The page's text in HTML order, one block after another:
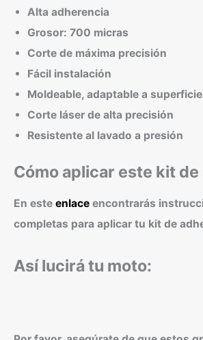
Alta adherencia
Grosor: 700 micras
Corte de máxima precisión
Fácil instalación
Moldeable, adaptable a
Corte láser de alta precisión
Resistente al lavado a presión
Cómo aplicar este kit
En este enlace encontrarás
completas para aplicar tu kit de
Así lucirá tu moto: